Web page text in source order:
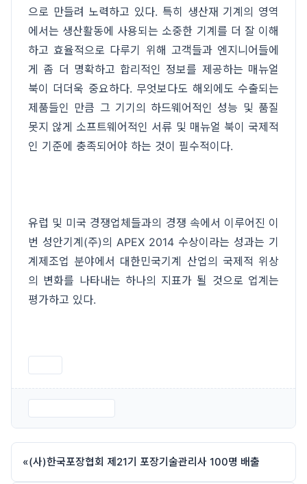
으로 만들려 노력하고 있다. 특히 생산재 기계의 영역
에서는 생산활동에 사용되는 소중한 기계를 더 잘 이해
하고 효율적으로 다루기 위해 고객들과 엔지니어들에
게 좀 더 명확하고 합리적인 정보를 제공하는 매뉴얼
북이 더더욱 중요하다. 무엇보다도 해외에도 수출되는
제품들인 만큼 그 기기의 하드웨어적인 성능 및 품질
못지 않게 소프트웨어적인 서류 및 매뉴얼 북이 국제적
인 기준에 충족되어야 하는 것이 필수적이다.
유럽 및 미국 경쟁업체들과의 경쟁 속에서 이루어진 이
번 성안기계(주)의 APEX 2014 수상이라는 성과는 기
계제조업 분야에서 대한민국기계 산업의 국제적 위상
의 변화를 나타내는 하나의 지표가 될 것으로 업계는
평가하고 있다.
«(사)한국포장협회 제21기 포장기술관리사 100명 배출